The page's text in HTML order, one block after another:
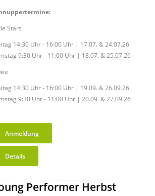
Stars
14:30 Uhr - 16:00 Uhr | 17.07. & 24.07.26
9:30 Uhr - 11:00 Uhr | 18.07. & 25.07.26
14:30 Uhr - 16:00 Uhr | 19.09. & 26.09.26
9:30 Uhr - 11:00 Uhr | 20.09. & 27.09.26
Anmeldung
Details
Performer Herbst